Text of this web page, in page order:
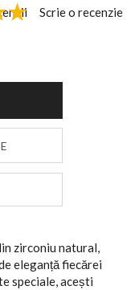
Scrie o recenzie
zirconiu natural,
eleganță fiecărei
speciale, acești